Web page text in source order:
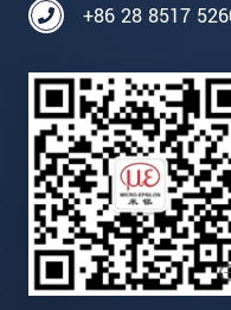
+86 28 8517